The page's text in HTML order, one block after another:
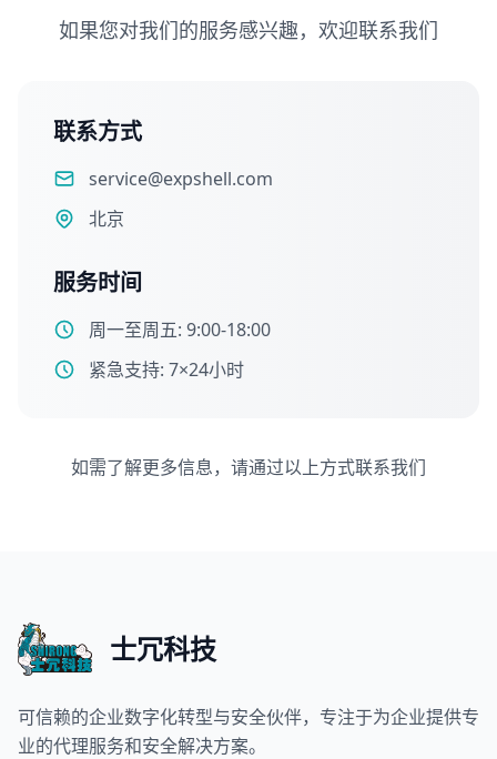
如果您对我们的服务感兴趣，欢迎联系我们
联系方式
service@expshell.com
北京
服务时间
周一至周五: 9:00-18:00
紧急支持: 7×24小时
如需了解更多信息，请通过以上方式联系我们
士冗科技
可信赖的企业数字化转型与安全伙伴，专注于为企业提供专
业的代理服务和安全解决方案。